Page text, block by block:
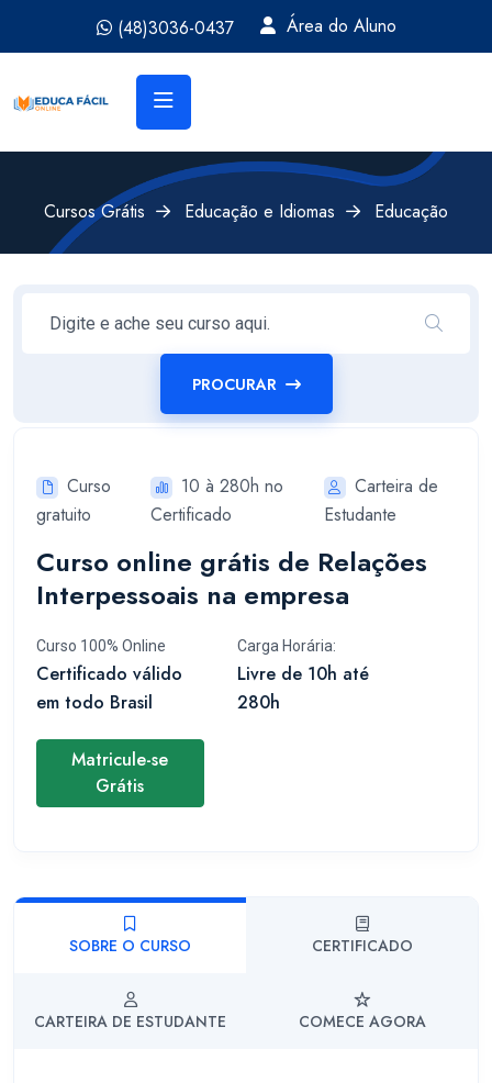
(48)3036-0437 Área do Aluno
Cursos Grátis Educação e Idiomas Educação
PROCURAR
Curso
gratuito
10 à 280h no
Certificado
Carteira de
Estudante
Curso online grátis de Relações
Interpessoais na empresa
Curso 100% Online
Certificado válido
em todo Brasil
Carga Horária:
Livre de 10h até
280h
Matricule-se
Grátis
SOBRE O CURSO CERTIFICADO
CARTEIRA DE ESTUDANTE COMECE AGORA